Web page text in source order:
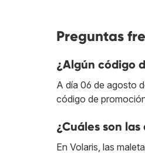
Preguntas
¿Algún código
A día 06 de agosto
código de
¿Cuáles son
En Volaris, las